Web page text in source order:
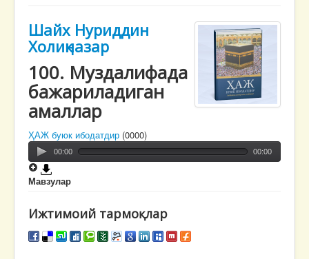
Шайх Нуриддин
Холиқназар
100. Муздалифада
бажариладиган
амаллар
ҲАЖ буюк ибодатдир (0000)
00:00 00:00
Мавзулар
Ижтимоий тармоқлар